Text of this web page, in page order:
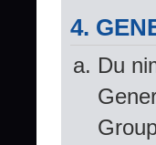
4.
Du